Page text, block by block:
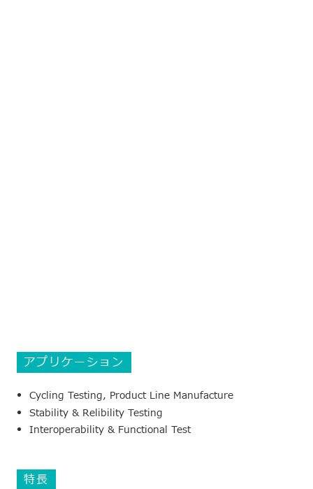
アプリケーション
Cycling Testing, Product Line Manufacture
Stability & Relibility Testing
Interoperability & Functional Test
特長